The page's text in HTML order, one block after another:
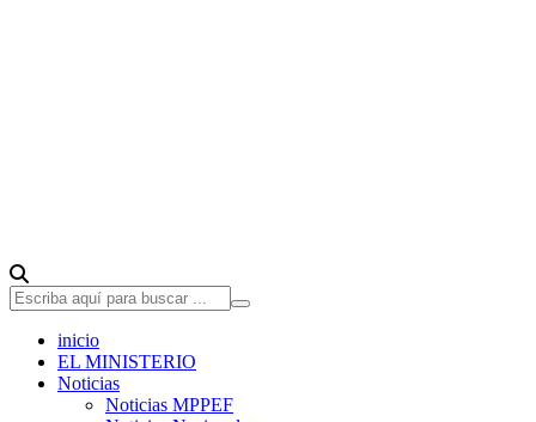
inicio
EL MINISTERIO
Noticias
Noticias MPPEF